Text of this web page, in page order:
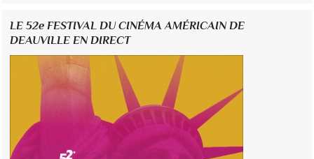
LE 52e FESTIVAL DU CINÉMA AMÉRICAIN DE
DEAUVILLE EN DIRECT